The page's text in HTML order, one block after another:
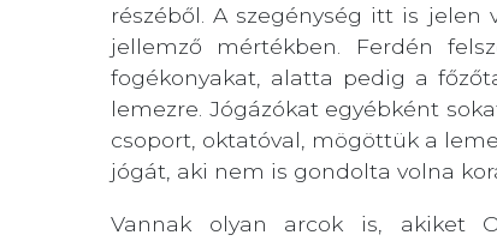
részéből. A szegénység itt is jelen
jellemző mértékben. Ferdén
fogékonyakat, alatta pedig a
lemezre. Jógázókat egyébként
csoport, oktatóval, mögöttük a
jógát, aki nem is gondolta volna
Vannak olyan arcok is, akiket